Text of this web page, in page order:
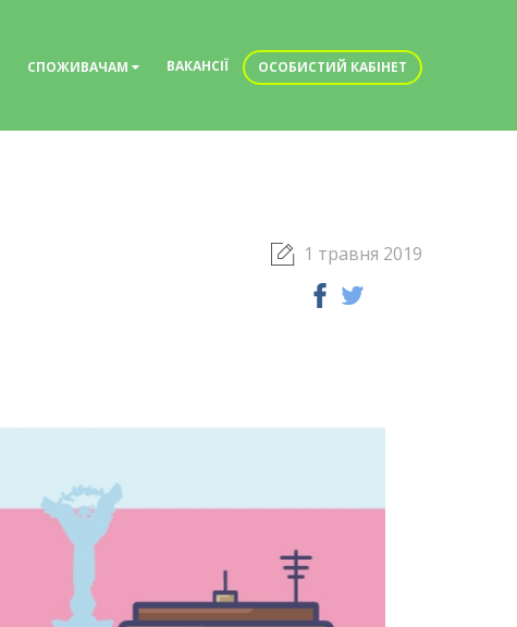
СПОЖИВАЧАМ ВАКАНСІЇ ОСОБИСТИЙ КАБІНЕТ
1 травня 2019